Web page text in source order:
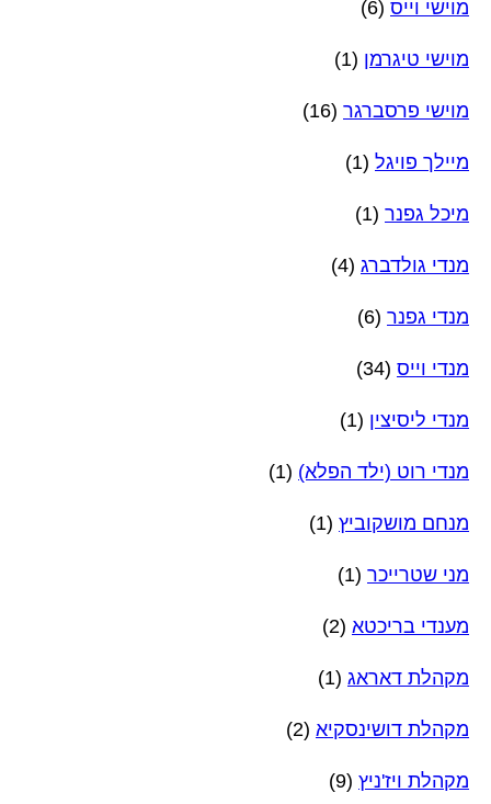
מוישי וייס (6)
מוישי טיגרמן (1)
מוישי פרסברגר (16)
מיילך פויגל (1)
מיכל גפנר (1)
מנדי גולדברג (4)
מנדי גפנר (6)
מנדי וייס (34)
מנדי ליסיצין (1)
מנדי רוט (ילד הפלא) (1)
מנחם מושקוביץ (1)
מני שטרייכר (1)
מענדי בריכטא (2)
מקהלת דאראג (1)
מקהלת דושינסקיא (2)
מקהלת ויז'ניץ (9)